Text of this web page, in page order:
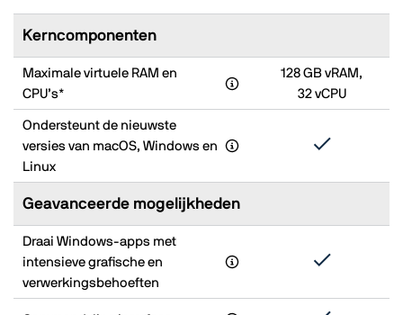
Kerncomponenten
Maximale virtuele RAM en
CPU’s*
128 GB vRAM,
32 vCPU
Ondersteunt de nieuwste
versies van macOS, Windows en
Linux
Geavanceerde mogelijkheden
Draai Windows‑apps met
intensieve grafische en
verwerkingsbehoeften